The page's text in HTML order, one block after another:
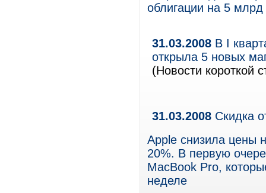
облигации на 5
31.03.2008 В I
открыла 5 новых
(Новости короткой
31.03.2008 Скидка
Apple снизила цены
20%. В первую
MacBook Pro,
неделе